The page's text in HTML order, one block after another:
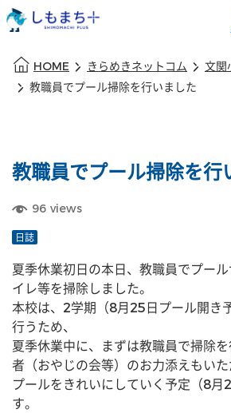
HOME きらめきネットコム
文関
教職員でプール掃除を行いました
教職員でプール掃除を行
96 views
日誌
夏季休業初日の本日、教職員でプー
イレ等を掃除しました。
本校は、2学期（8月25日プール開き
行うため、
夏季休業中に、まずは教職員で掃除
者（おやじの会等）のお力添えもいた
プールをきれいにしていく予定（8月
す。